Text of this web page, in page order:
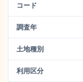
コード
調査年
土地種別
利用区分